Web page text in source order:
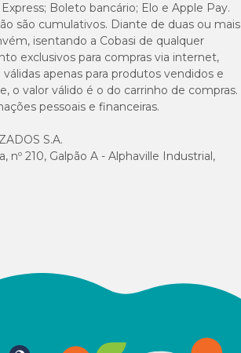
Boleto bancário; Elo e Apple Pay.
são cumulativos. Diante de duas ou mais
isentando a Cobasi de qualquer
exclusivos para compras via internet,
apenas para produtos vendidos e
o valor válido é o do carrinho de compras.
pessoais e financeiras.
S.A.
nº 210, Galpão A - Alphaville Industrial,